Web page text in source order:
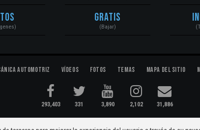
Gratis
(Bajar)
Automotriz Vídeos Fotos Temas Mapa del Sitio
293,403 331 3,890 2,102 31,886